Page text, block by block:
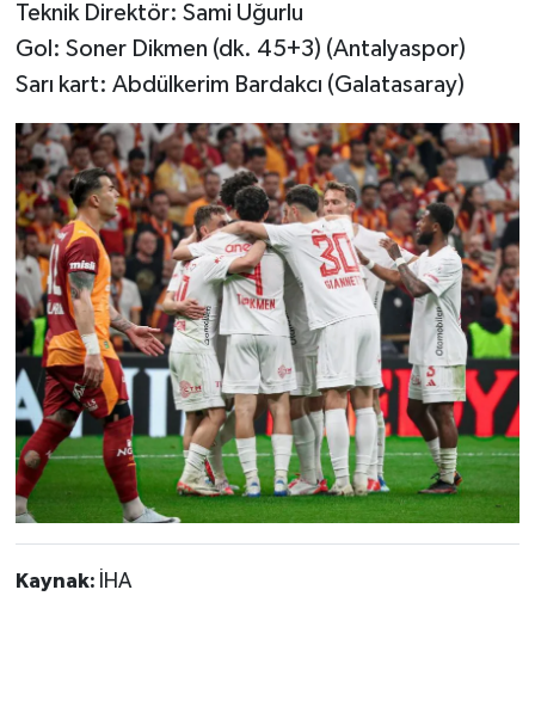
Teknik Direktör: Sami Uğurlu
Gol: Soner Dikmen (dk. 45+3) (Antalyaspor)
Sarı kart: Abdülkerim Bardakcı (Galatasaray)
Kaynak: İHA